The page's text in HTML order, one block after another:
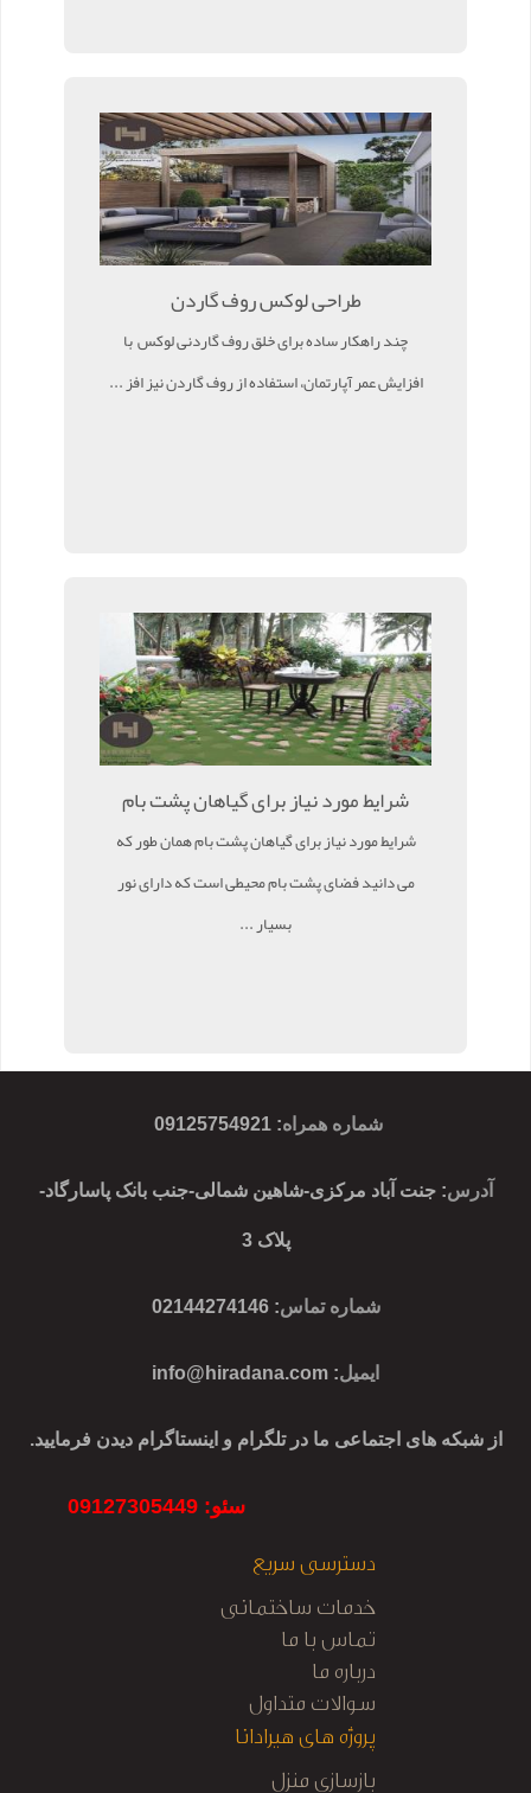
طراحی لوکس روف گاردن
چند راهکار ساده برای خلق روف گاردنی لوکس با
افزایش عمر آپارتمان، استفاده از روف گاردن نیز افز ...
شرایط مورد نیاز برای گیاهان پشت بام
شرایط مورد نیاز برای گیاهان پشت بام همان طور که
می دانید فضای پشت بام محیطی است که دارای نور
بسیار ...
شماره همراه:
09125754921
آدرس: جنت آباد مرکزی-شاهین شمالی-جنب بانک پاسارگاد-
پلاک 3
شماره تماس: 02144274146
ایمیل:
info@hiradana.com
از شبکه های اجتماعی ما در تلگرام و اینستاگرام دیدن فرمایید.
سئو: 09127305449
دسترسی سریع
خدمات ساختمانی
تماس با ما
درباره ما
سوالات متداول
پروژه های هیرادانا
بازسازی منزل